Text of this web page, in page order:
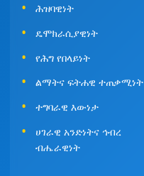
ሕዝባዊነት
ዴሞክራሲያዊነት
የሕግ የበላይነት
ልማትና ፍትሐዊ ተጠቃሚነት
ተግባራዊ እውነታ
ሀገራዊ አንድነትና ኅብረ
ብሔራዊነት